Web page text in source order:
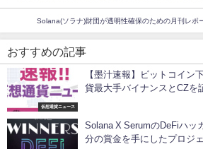
Solana(ソラナ)財団が透明性確保のための月刊レポ
おすすめの記事
仮想通貨ニュース
【墨汁速報】ビットコイン
貨最大手バイナンスとCZを
Solana X SerumのDeFiハッ
分の賞金を手にしたプロジ